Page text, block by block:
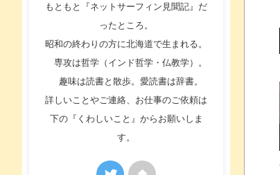
もともと『ネットサーフィン見聞記』だ
ったところ。
昭和の終わりの方に北海道で生まれる。
専攻は哲学（インド哲学・仏教学）。
趣味は読書と散歩。愛読書は辞書。
詳しいことやご連絡、お仕事のご依頼は
下の『くわしいこと』からお願いしま
す。